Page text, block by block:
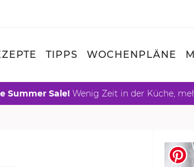
TIPPS WOCHENPLÄNE
Summer Sale! Wenig Zeit in der Küche,